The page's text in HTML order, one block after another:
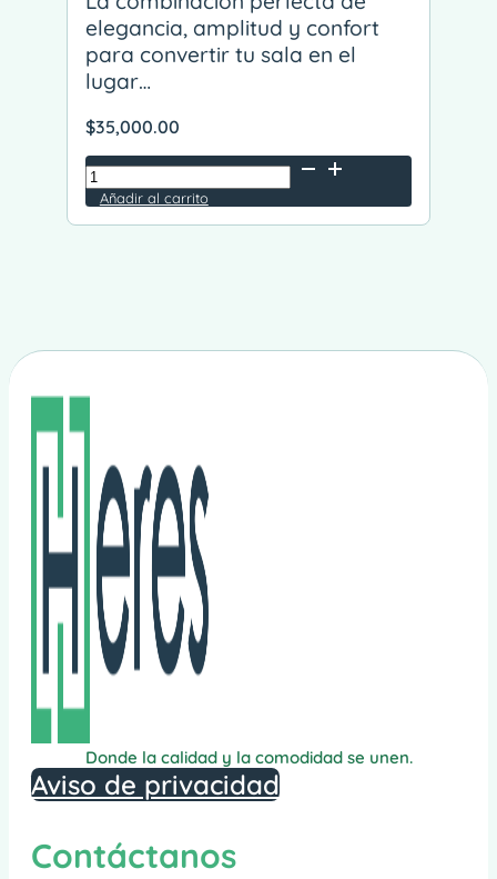
elegancia, amplitud y confort
para convertir tu sala en el
lugar…
$35,000.00
Sala
Italia
cantidad
Añadir al carrito
Donde la calidad y la comodidad se unen.
Aviso de privacidad
Contáctanos